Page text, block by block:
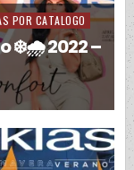
POR CATALOGO
❄️🌧️ 2022 –